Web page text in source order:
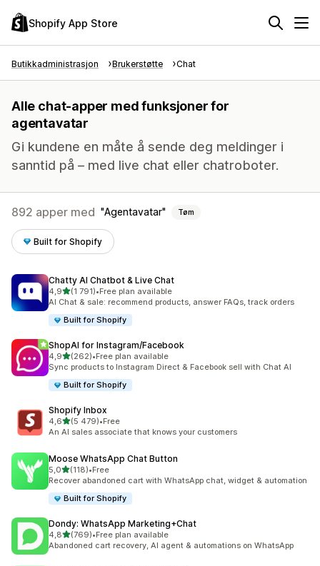
Shopify App Store
Butikkadministrasjon Brukerstøtte Chat
Alle chat-apper med funksjoner for
agentavatar
Gi kundene en måte å sende deg meldinger i
sanntid på – med live chat eller chatroboter.
892 apper med Agentavatar Tøm
Built for Shopify
Chatty AI Chatbot & Live Chat
4,9av 5 stjerner
(1 791)
Totalt 1791 omtaler
•Free plan available
AI Chat & sale: recommend products, answer FAQs, track orders
Built for Shopify
ShopAI for Instagram/Facebook
4,9av 5 stjerner
(262)
Totalt 262 omtaler
•Free plan available
Sync products to Instagram Direct & Facebook sell with Chat AI
Built for Shopify
Shopify Inbox
4,6av 5 stjerner
(5 479)
Totalt 5479 omtaler
•Free
An AI sales associate that knows your customers
Moose WhatsApp Chat Button
5,0av 5 stjerner
(118)
Totalt 118 omtaler
•Free
Recover abandoned cart with WhatsApp chat, widget & automation
Built for Shopify
Dondy: WhatsApp Marketing+Chat
4,8av 5 stjerner
(769)
Totalt 769 omtaler
•Free plan available
Abandoned cart recovery, AI agent & automations on WhatsApp